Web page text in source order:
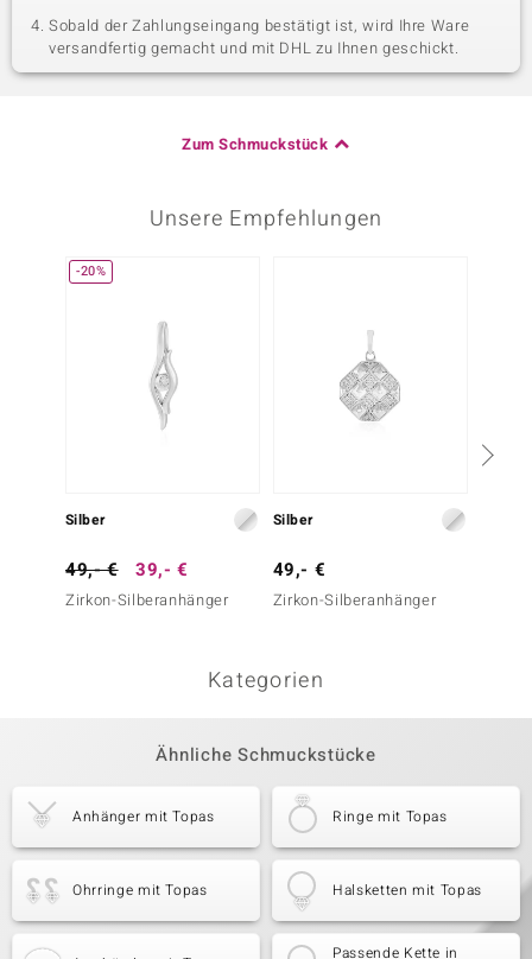
Sobald der Zahlungseingang bestätigt ist, wird Ihre Ware
versandfertig gemacht und mit DHL zu Ihnen geschickt.
Zum Schmuckstück
Unsere Empfehlungen
-20%
Silber
49,- € 39,- €
Zirkon-Silberanhänger
Silber
49,- €
Zirkon-Silberanhänger
Kategorien
Ähnliche Schmuckstücke
Anhänger mit Topas Ringe mit Topas
Ohrringe mit Topas Halsketten mit Topas
Passende Kette in